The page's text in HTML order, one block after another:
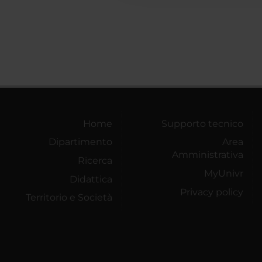
Home
Dipartimento
Ricerca
Didattica
Territorio e Società
Supporto tecnico
Area
Amministrativa
MyUnivr
Privacy policy